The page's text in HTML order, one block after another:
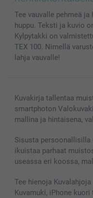
Kuvakalenterit & Päivyrit
Valokuvakehykset &
Lahjakortti
Kaikki kuvatuotteet
Investor Relations
Tilausten tila
Tee vauvalle pehmeä
huppu. Teksti ja kuvio
Kylpytakki on
TEX 100. Nimellä
lahja vauvalle!
Kuvakirja tallentaa
smartphoton
mallina ja hintaisena,
Sisusta persoonallisilla
ikuistaa parhaat
useassa eri koossa,
Tee hienoja
Kuvamuki, iPhone